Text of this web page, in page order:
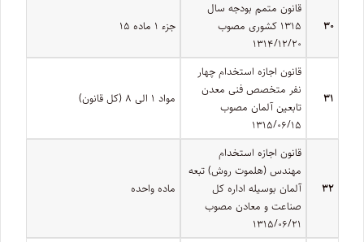
۳۰
قانون متمم بودجه سال
۱۳۱۵ کشوری مصوب
۱۳۱۴/۱۲/۲۰
جزء ۱ ماده ۱۵
۳۱
قانون اجازه استخدام چهار
نفر متخصص فنی معدن
تابعین آلمان مصوب
۱۳۱۵/۰۶/۱۵
مواد ۱ الی ۸ (کل قانون)
۳۲
قانون اجازه استخدام
مهندس (هلموت روش) تبعه
آلمان بوسیله اداره کل
صناعت و معادن مصوب
۱۳۱۵/۰۶/۲۱
ماده واحده